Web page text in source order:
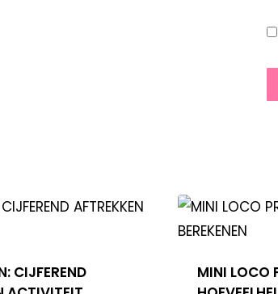
CIJFEREND
MINI LOCO